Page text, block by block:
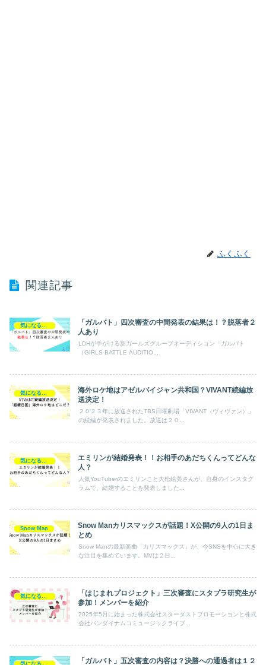
ふくふく
関連記事
気になるエンタメ
「ガルバト」四次審査の中間発表の結果は！？脱落者２
人あり
LDHが手がける新ガールズグループオーディション「ガルバト
（GIRLS BATTLE AUDITIO...
気になるエンタメ
海外ロケ地はアゼルバイジャン共和国？VIVANT続編放
送決定！
２０２３年に放送されたTBS日曜劇場「VIVANT（ヴィヴァン）」
の続編が発表されました。放送は２０...
気になるあの人
エミリンが結婚発表！！お相手のあだちくんってどんな
人？
人気YouTuberのエミリンこと大松絵美さんが、自身のインスタグ
ラムで、結婚することを発表しました...
Snow Man
Snow Manカリスマックスが話題！X公開の9人の1日ま
とめ
Snow Manの最新楽曲「カリスマックス」が、今SNSを中心に大き
な注目を集めています。MVは２日...
「はじまれプロジェクト」三次審査にスタプラ研究生が
参加！メンバーを紹介
2025年5月に始まった株式会社スターダストプロモーションと株式
会社バンダイナムコミュージックライブ...
「ガルバト」五次審査の内容は？決勝への通過者は１２